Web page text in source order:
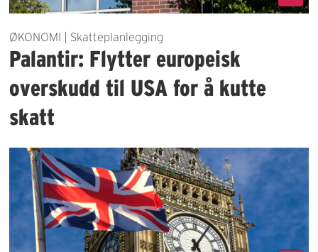
ØKONOMI | Skatteplanlegging
Palantir: Flytter europeisk
overskudd til USA for å kutte
skatt